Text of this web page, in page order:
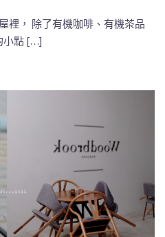
裡， 除了有機咖啡、有機茶品
小點 […]